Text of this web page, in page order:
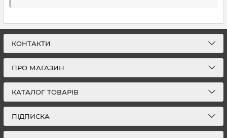
КОНТАКТИ
ПРО МАГАЗИН
КАТАЛОГ ТОВАРІВ
ПІДПИСКА